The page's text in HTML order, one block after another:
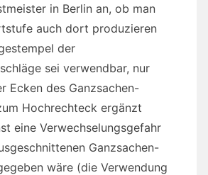
in Berlin an, ob man
auch dort produzieren
der
sei verwendbar, nur
Ecken des Ganzsachen-
Hochrechteck ergänzt
eine Verwechselungsgefahr
Ganzsachen-
wäre (die Verwendung